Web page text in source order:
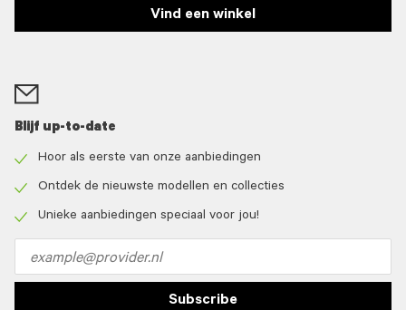
Vind een winkel
Blijf up-to-date
icon
Hoor als eerste van onze aanbiedingen
icon
Ontdek de nieuwste modellen en collecties
Unieke aanbiedingen speciaal voor jou!
address
Subscribe